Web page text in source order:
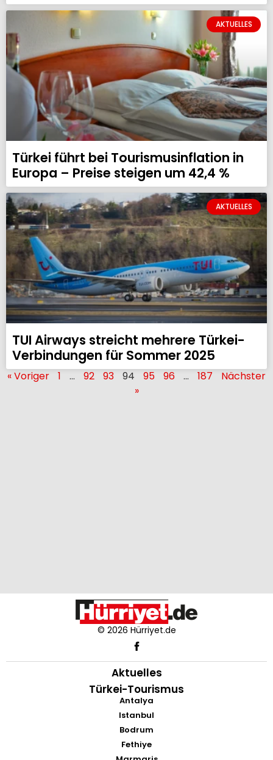
AKTUELLES
Türkei führt bei Tourismusinflation in
Europa – Preise steigen um 42,4 %
AKTUELLES
TUI Airways streicht mehrere Türkei-
Verbindungen für Sommer 2025
« Voriger 1 … 92 93 94 95 96 … 187
Nächster
»
© 2026 Hürriyet.de
Aktuelles
Türkei-Tourismus
Antalya
Istanbul
Bodrum
Fethiye